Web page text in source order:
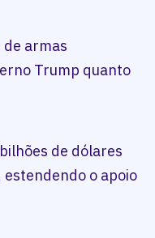
de armas
Trump quanto
de dólares
o apoio